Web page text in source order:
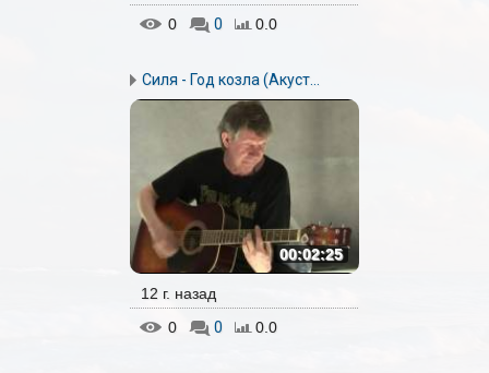
0
0 0.0
Силя - Год козла (Акуст...
00:02:25
12 г. назад
0
0 0.0